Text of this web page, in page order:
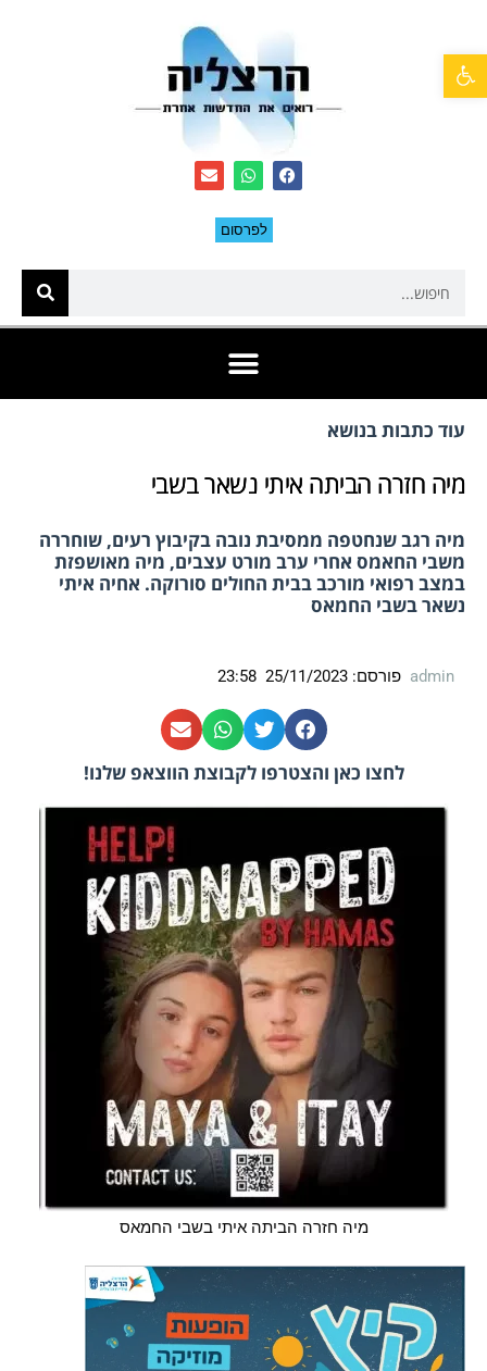
לפרסום
עוד כתבות בנושא
מיה חזרה הביתה איתי נשאר בשבי
מיה רגב שנחטפה ממסיבת נובה בקיבוץ רעים, שוחררה
משבי החאמס אחרי ערב מורט עצבים, מיה מאושפזת
במצב רפואי מורכב בבית החולים סורוקה. אחיה איתי
נשאר בשבי החמאס
admin פורסם: 25/11/2023
23:58
לחצו כאן והצטרפו לקבוצת הווצאפ שלנו!
מיה חזרה הביתה איתי בשבי החמאס
פתח סרגל נגישות